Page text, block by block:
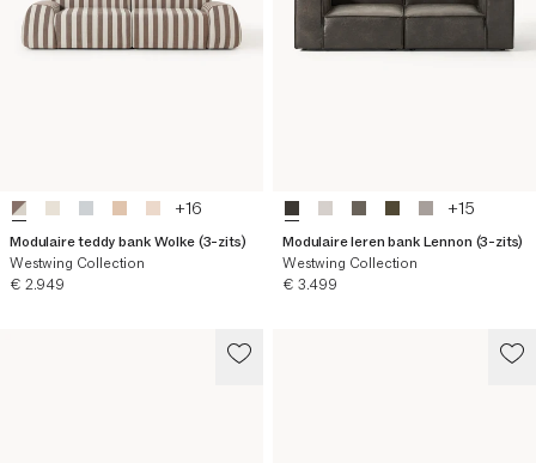
+16
Modulaire teddy bank Wolke (3-zits)
Westwing Collection
Huidige prijs
€ 2.949
+15
Modulaire leren bank Lennon (3-zits)
Westwing Collection
Huidige prijs
€ 3.499